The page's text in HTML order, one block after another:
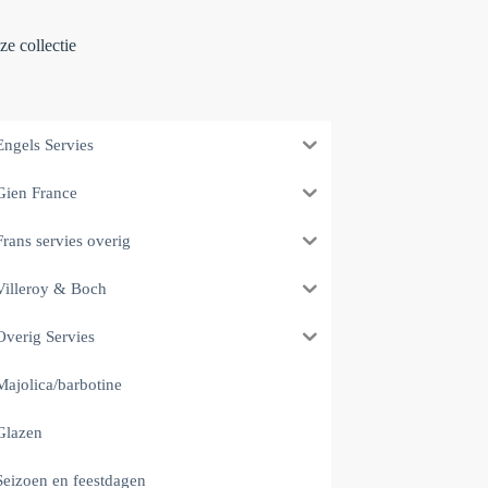
collectie
Servies
France
servies overig
& Boch
Servies
barbotine
en feestdagen